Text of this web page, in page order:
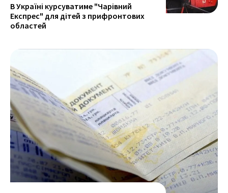
В Україні курсуватиме "Чарівний
Експрес" для дітей з прифронтових
областей